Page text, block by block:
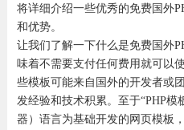
将详细介绍一些优秀的免费国外
和优势。
让我们了解一下什么是免费国外
味着不需要支付任何费用就可以
些模板可能来自国外的开发者或
发经验和技术积累。至于“PHP模
器）语言为基础开发的网页模板